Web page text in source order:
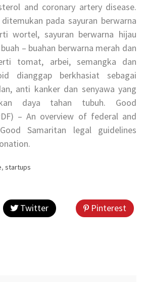
and coronary artery disease.
pada sayuran berwarna
wortel, sayuran berwarna hijau
– buahan berwarna merah dan
tomat, arbei, semangka dan
dianggap berkhasiat sebagai
anti kanker dan senyawa yang
daya tahan tubuh. Good
– An overview of federal and
Samaritan legal guidelines
, startups
Twitter
Pinterest